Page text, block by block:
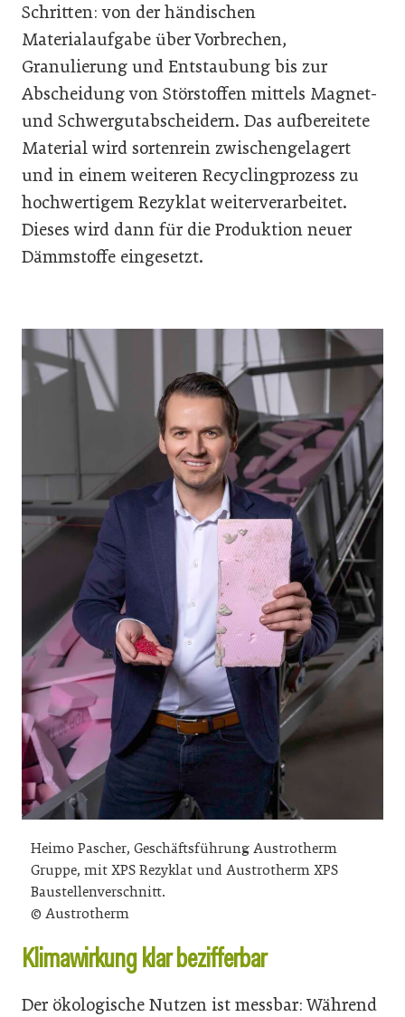
Schritten: von der händischen
Materialaufgabe über Vorbrechen,
Granulierung und Entstaubung bis zur
Abscheidung von Störstoffen mittels Magnet-
und Schwergutabscheidern. Das aufbereitete
Material wird sortenrein zwischengelagert
und in einem weiteren Recyclingprozess zu
hochwertigem Rezyklat weiterverarbeitet.
Dieses wird dann für die Produktion neuer
Dämmstoffe eingesetzt.
Heimo Pascher, Geschäftsführung Austrotherm
Gruppe, mit XPS Rezyklat und Austrotherm XPS
Baustellenverschnitt.
© Austrotherm
Klimawirkung klar bezifferbar
Der ökologische Nutzen ist messbar: Während